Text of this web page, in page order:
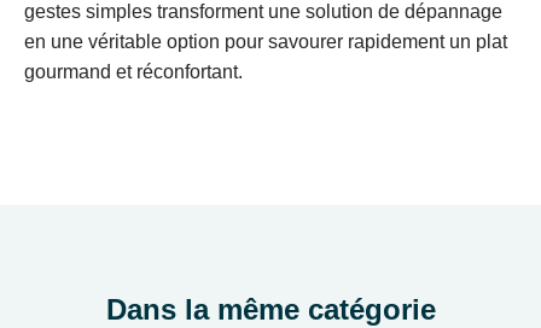
gestes simples transforment une solution de dépannage
en une véritable option pour savourer rapidement un plat
gourmand et réconfortant.
Dans la même catégorie